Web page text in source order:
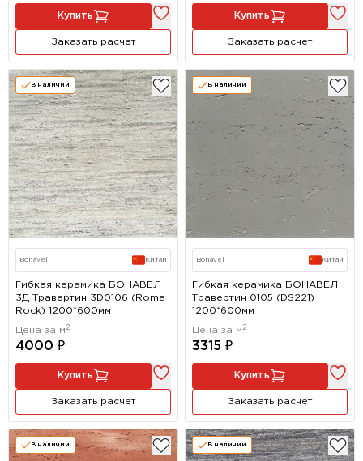
Купить
Заказать расчет
Купить
Заказать расчет
В наличии
Bonavel Китай
Гибкая керамика БОНАВЕЛ
3Д Травертин 3D0106 (Roma
Rock) 1200*600мм
Цена за м 2
4000 ₽
Купить
Заказать расчет
В наличии
Bonavel Китай
Гибкая керамика БОНАВЕЛ
Травертин 0105 (DS221)
1200*600мм
Цена за м 2
3315 ₽
Купить
Заказать расчет
В наличии В наличии